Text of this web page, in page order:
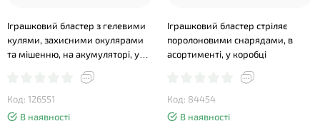
Іграшковий бластер з гелевими
кулями, захисними окулярами
та мішенню, на акумуляторі, у
Код: 126551
В наявності
Іграшковий бластер стріляє
поролоновими снарядами, в
асортименті, у коробці
Код: 84454
В наявності